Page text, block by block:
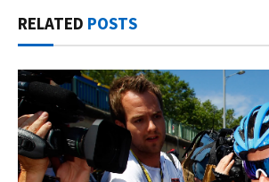
RELATED POSTS